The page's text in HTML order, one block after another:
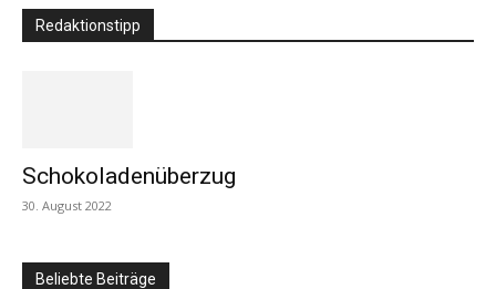
Redaktionstipp
Schokoladenüberzug
30. August 2022
Beliebte Beiträge